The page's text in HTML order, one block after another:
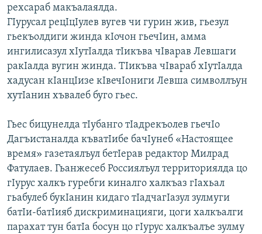
рехсараб макъалаялда.
ГIурусал рецIцIулев вугев чи гурин жив, гьезул
гьекъолдиги жинда кIочон гьечIин, амма
ингилисазул хIутIалда тIикъва чIварав Левшаги
ракIалда вугин жинда. ТIикъва чIвараб хIутIалда
хадусан кIанцIизе кIвечIониги Левша символлъун
хутIанин хъвалеб буго гьес.
Гьес бицунелда тIубанго тIадрекъолев гьечIо
Дагъистаналда къватIибе бачIунеб «Настоящее
время» газетаялъул бетIерав редактор Милрад
Фатулаев. Гьанжесеб Россиялъул территориялда цо
гIурус халкъ гуребги киналго халкъаз гIахьал
гьабулеб букIанин кидаго тIадчагIазул зулмуги
батIи-батIияб дискриминацияги, цоги халкъалги
парахат тун батIа босун цо гIурус халкъалъе зулму